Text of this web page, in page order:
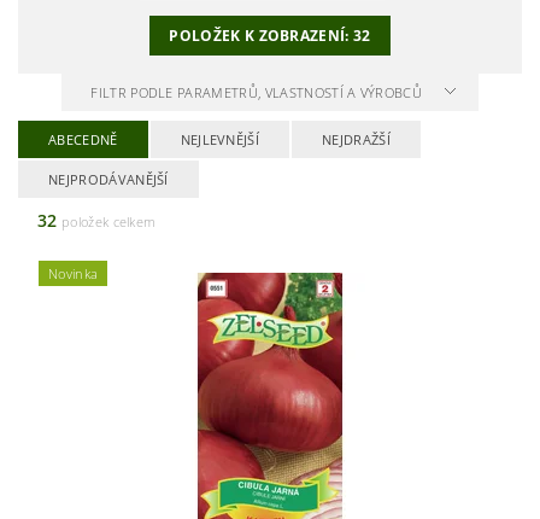
POLOŽEK K ZOBRAZENÍ:32
FILTR PODLE PARAMETRŮ, VLASTNOSTÍ A VÝROBCŮ
ABECEDNĚ NEJLEVNĚJŠÍ NEJDRAŽŠÍ
NEJPRODÁVANĚJŠÍ
32 položek celkem
Novinka